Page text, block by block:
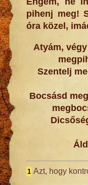
pihenj meg!
óra közel,
Atyám,
Szentelj
Bocsásd
1 Azt, hogy